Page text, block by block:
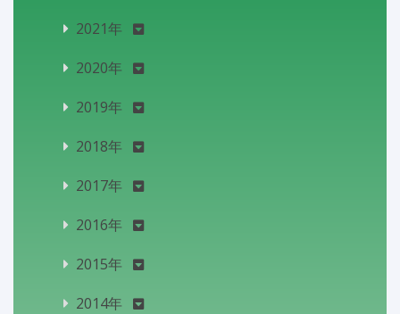
2021年
2020年
2019年
2018年
2017年
2016年
2015年
2014年